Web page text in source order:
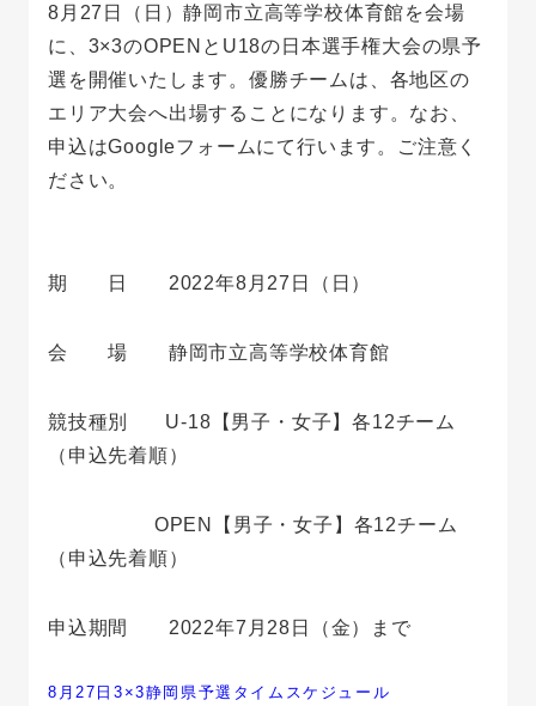
8月27日（日）静岡市立高等学校体育館を会場
に、3×3のOPENとU18の日本選手権大会の県予
選を開催いたします。優勝チームは、各地区の
エリア大会へ出場することになります。なお、
申込はGoogleフォームにて行います。ご注意く
ださい。
期 日 2022年8月27日（日）
会 場 静岡市立高等学校体育館
競技種別 U-18【男子・女子】各12チーム
（申込先着順）
OPEN【男子・女子】各12チーム
（申込先着順）
申込期間 2022年7月28日（金）まで
8月27日3×3静岡県予選タイムスケジュール